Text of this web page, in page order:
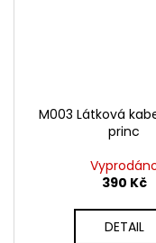
M003 Látková
princ
390 Kč
DETAIL